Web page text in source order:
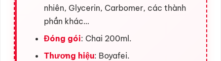
nhiên, Glycerin, Carbomer, các thành
phần khác…
Đóng gói: Chai 200ml.
Thương hiệu: Boyafei.